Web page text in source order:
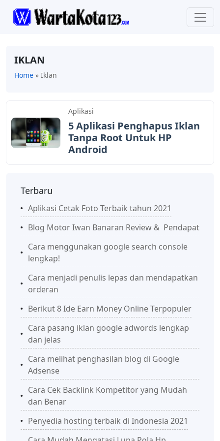
IKLAN
Home » Iklan
Aplikasi
5 Aplikasi Penghapus Iklan
Tanpa Root Untuk HP
Android
Terbaru
Aplikasi Cetak Foto Terbaik tahun 2021
Blog Motor Iwan Banaran Review & Pendapat
Cara menggunakan google search console
lengkap!
Cara menjadi penulis lepas dan mendapatkan
orderan
Berikut 8 Ide Earn Money Online Terpopuler
Cara pasang iklan google adwords lengkap
dan jelas
Cara melihat penghasilan blog di Google
Adsense
Cara Cek Backlink Kompetitor yang Mudah
dan Benar
Penyedia hosting terbaik di Indonesia 2021